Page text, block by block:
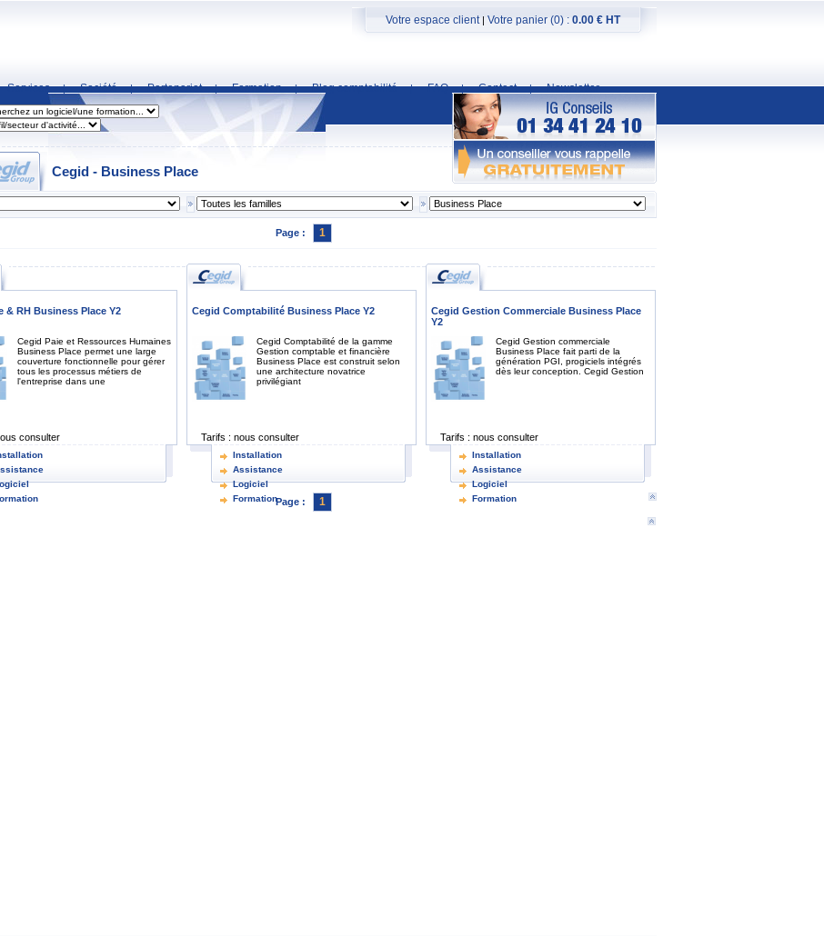
Services | Société | Partenariat | Formation | Blog comptabilité | FAQ | Contact | Newsletter
Votre espace client| Votre panier (0) : 0.00 € HT
Cegid - Business Place
Page : 1
& RH Business Place Y2
Cegid Paie et Ressources Humaines
Business Place permet une large
couverture fonctionnelle pour gérer
tous les processus métiers de
l'entreprise dans une
consulter
Cegid Comptabilité Business Place Y2
Cegid Comptabilité de la gamme
Gestion comptable et financière
Business Place est construit selon
une architecture novatrice
privilégiant
Tarifs : nous consulter
Installation
Assistance
Logiciel
Formation
Cegid Gestion Commerciale Business Place
Y2
Cegid Gestion commerciale
Business Place fait parti de la
génération PGI, progiciels intégrés
dès leur conception. Cegid Gestion
Tarifs : nous consulter
Installation
Assistance
Logiciel
Formation
Page : 1